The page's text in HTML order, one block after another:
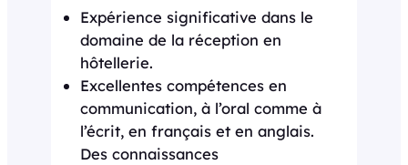
Expérience significative dans le
domaine de la réception en
hôtellerie.
Excellentes compétences en
communication, à l’oral comme à
l’écrit, en français et en anglais.
Des connaissances